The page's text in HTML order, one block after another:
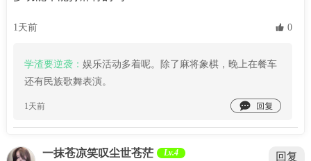
1天前  0
学渣要逆袭： 娱乐活动多着呢。除了麻将象棋，晚上在餐车
还有民族歌舞表演。
1天前 
一抹苍凉笑叹尘世苍茫 Lv.4 回复